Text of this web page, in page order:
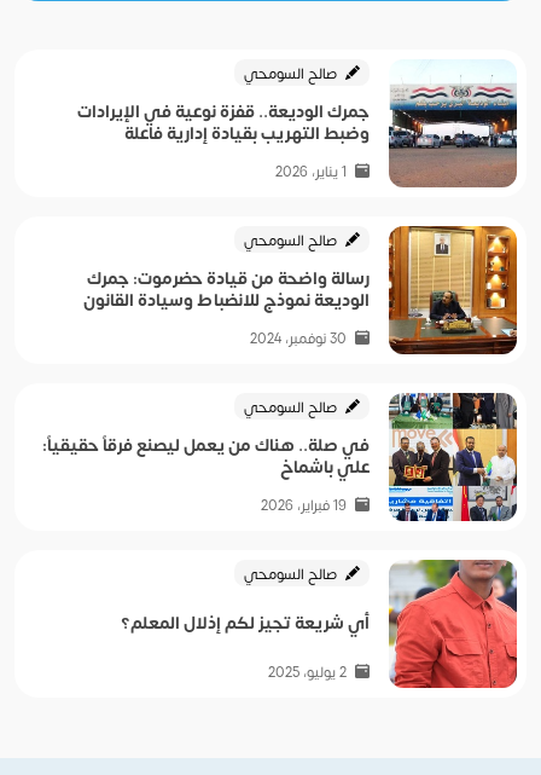
صالح السومحي
جمرك الوديعة.. قفزة نوعية في الإيرادات
وضبط التهريب بقيادة إدارية فاعلة
صالح السومحي
رسالة واضحة من قيادة حضرموت: جمرك
الوديعة نموذج للانضباط وسيادة القانون
صالح السومحي
في صلة.. هناك من يعمل ليصنع فرقاً حقيقياً:
علي باشماخ
صالح السومحي
أي شريعة تجيز لكم إذلال المعلم؟